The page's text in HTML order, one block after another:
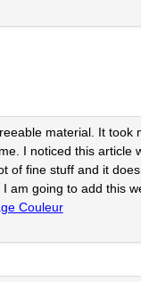
material. It took
I noticed this article
of fine stuff and it
am going to add this
Couleur